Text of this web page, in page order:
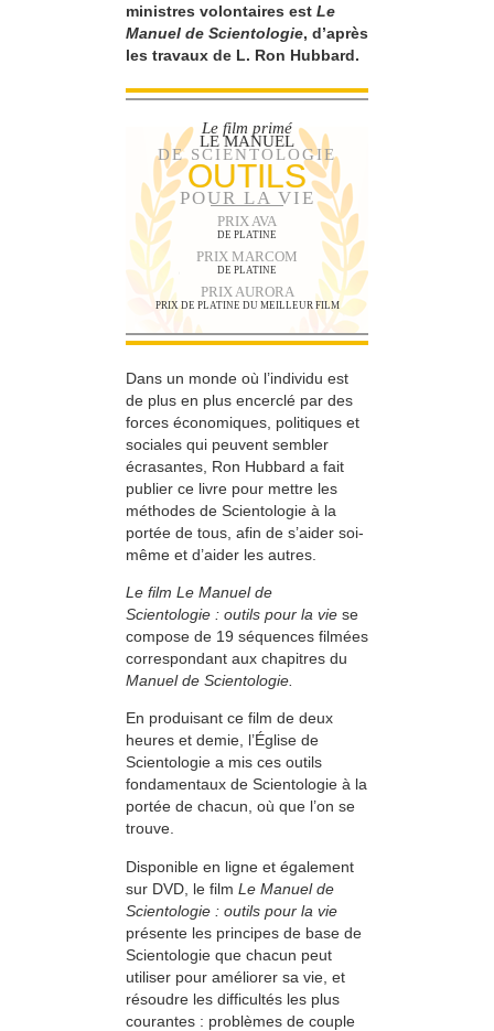
ministres volontaires est Le
Manuel de Scientologie, d’après
les travaux de L. Ron Hubbard.
Le film primé
LE MANUEL
DE SCIENTOLOGIE
OUTILS
POUR LA VIE
PRIX AVA
DE PLATINE
PRIX MARCOM
DE PLATINE
PRIX AURORA
PRIX DE PLATINE DU MEILLEUR FILM
Dans un monde où l’individu est
de plus en plus encerclé par des
forces économiques, politiques et
sociales qui peuvent sembler
écrasantes, Ron Hubbard a fait
publier ce livre pour mettre les
méthodes de Scientologie à la
portée de tous, afin de s’aider soi-
même et d’aider les autres.
Le film Le Manuel de
Scientologie : outils pour la vie se
compose de 19 séquences filmées
correspondant aux chapitres du
Manuel de Scientologie.
En produisant ce film de deux
heures et demie, l’Église de
Scientologie a mis ces outils
fondamentaux de Scientologie à la
portée de chacun, où que l’on se
trouve.
Disponible en ligne et également
sur DVD, le film Le Manuel de
Scientologie : outils pour la vie
présente les principes de base de
Scientologie que chacun peut
utiliser pour améliorer sa vie, et
résoudre les difficultés les plus
courantes : problèmes de couple